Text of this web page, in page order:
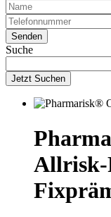
Suche
Jetzt Suchen
Allrisk-